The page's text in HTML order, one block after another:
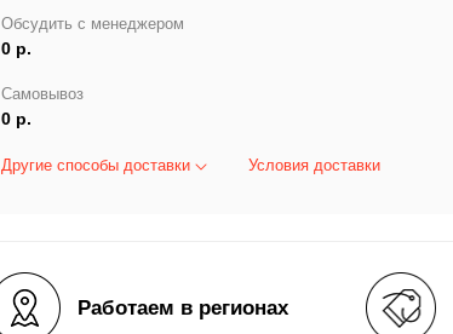
Обсудить с менеджером
0 р.
Самовывоз
0 р.
Другие способы доставки Условия доставки
Работаем в регионах